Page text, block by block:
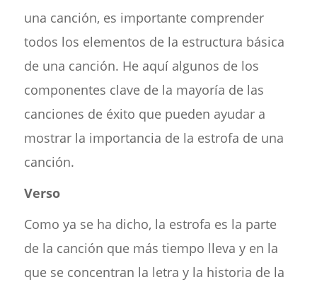
una canción, es importante comprender
todos los elementos de la estructura básica
de una canción. He aquí algunos de los
componentes clave de la mayoría de las
canciones de éxito que pueden ayudar a
mostrar la importancia de la estrofa de una
canción.
Verso
Como ya se ha dicho, la estrofa es la parte
de la canción que más tiempo lleva y en la
que se concentran la letra y la historia de la